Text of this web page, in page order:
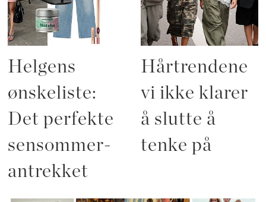
Helgens
ønskeliste:
Det perfekte
sensommer-
antrekket
Hårtrendene
vi ikke klarer
å slutte å
tenke på